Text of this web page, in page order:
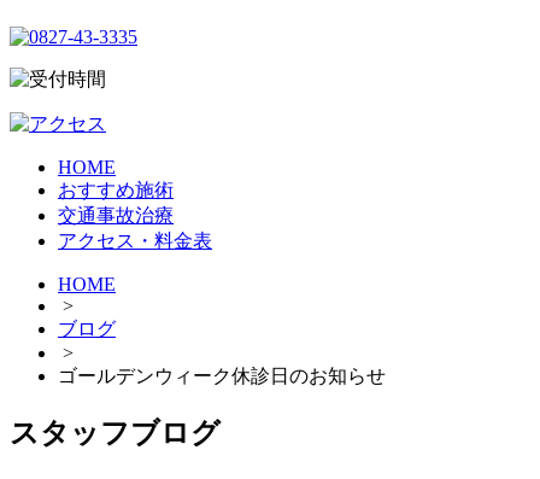
HOME
おすすめ施術
交通事故治療
アクセス・料金表
HOME
>
ブログ
>
ゴールデンウィーク休診日のお知らせ
スタッフブログ